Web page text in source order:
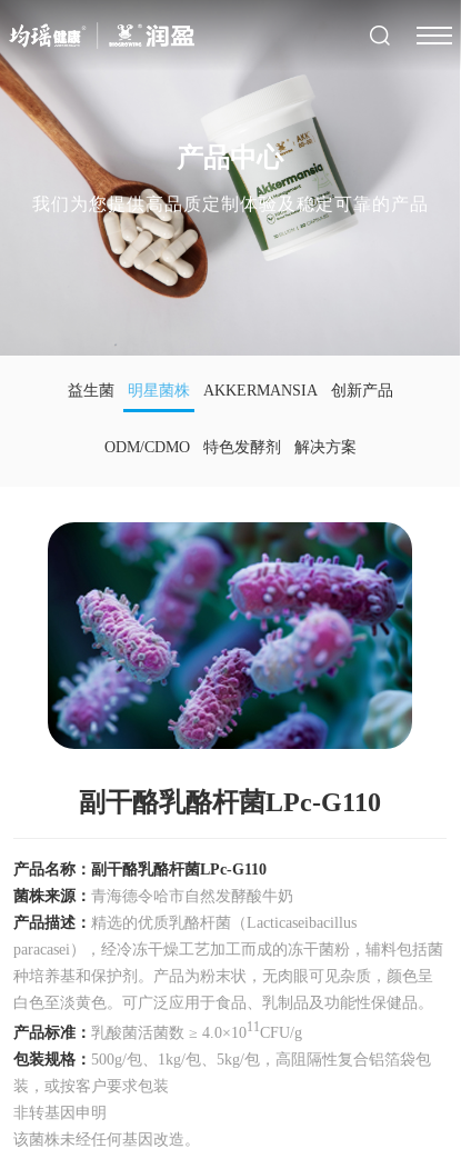
产品中心
我们为您提供高品质定制体验及稳定可靠的产品
益生菌 明星菌株 AKKERMANSIA 创新产品
ODM/CDMO 特色发酵剂 解决方案
副干酪乳酪杆菌LPc-G110
产品名称：副干酪乳酪杆菌LPc-G110
菌株来源：青海德令哈市自然发酵酸牛奶
产品描述：精选的优质乳酪杆菌（Lacticaseibacillus
paracasei），经冷冻干燥工艺加工而成的冻干菌粉，辅料包括菌
种培养基和保护剂。产品为粉末状，无肉眼可见杂质，颜色呈
白色至淡黄色。可广泛应用于食品、乳制品及功能性保健品。
产品标准：乳酸菌活菌数 ≥ 4.0×1011CFU/g
包装规格： 500g/包、1kg/包、5kg/包，高阻隔性复合铝箔袋包
装，或按客户要求包装
非转基因申明
该菌株未经任何基因改造。